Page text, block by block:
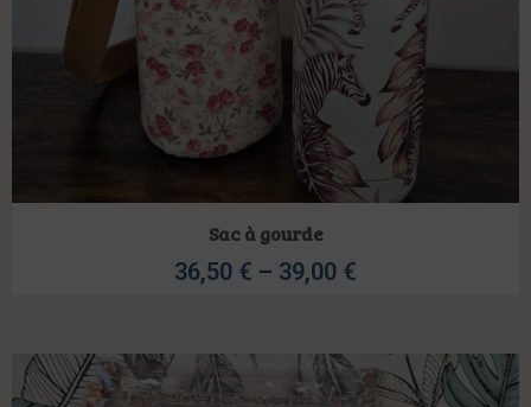
Sac à gourde
36,50 € – 39,00 €